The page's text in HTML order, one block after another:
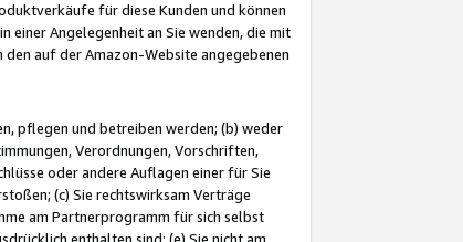
für diese Kunden und können
einer Angelegenheit an Sie wenden, die mit
auf der Amazon-Website angegebenen
pflegen und betreiben werden; (b) weder
Verordnungen, Vorschriften,
oder andere Auflagen einer für Sie
(c) Sie rechtswirksam Verträge
am Partnerprogramm für sich selbst